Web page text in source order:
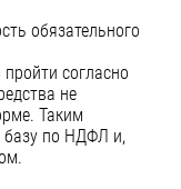
обязательного
согласно
не
Таким
базу по НДФЛ и,